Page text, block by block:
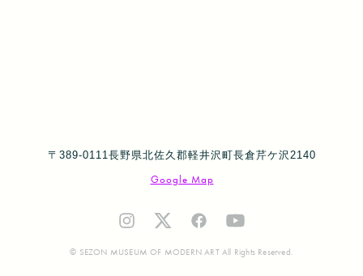
〒389-0111長野県北佐久郡軽井沢町長倉芹ケ沢2140
Google Map
© SEZON MUSEUM OF MODERN ART All Rights Reserved.